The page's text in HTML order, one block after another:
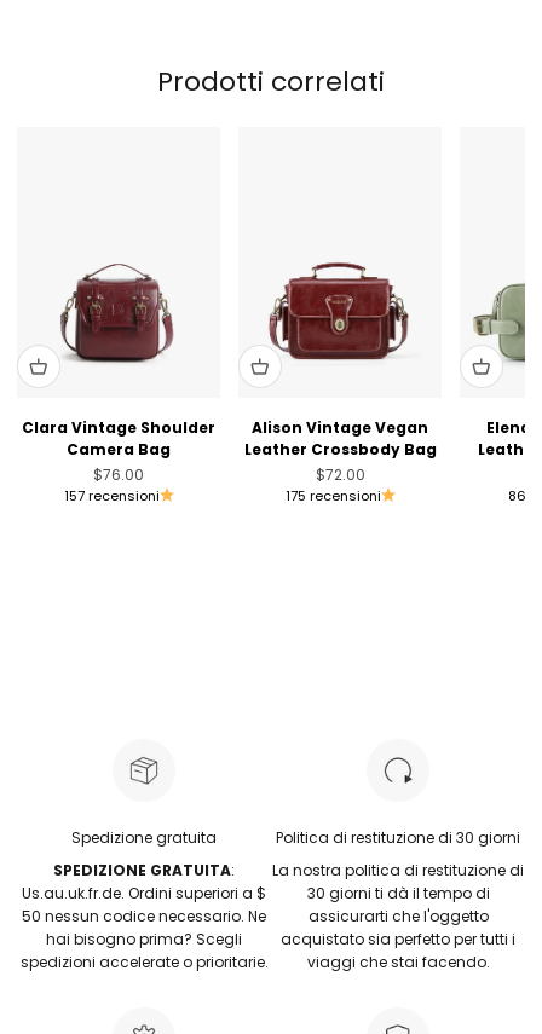
Prodotti correlati
Clara Vintage Shoulder
Camera Bag
Prezzo scontato
$76.00
157 recensioni
Alison Vintage Vegan
Leather Crossbody Bag
Prezzo scontato
$72.00
175 recensioni
Elena
86
Spedizione gratuita
SPEDIZIONE GRATUITA:
Us.au.uk.fr.de. Ordini superiori a $
50 nessun codice necessario. Ne
hai bisogno prima? Scegli
spedizioni accelerate o prioritarie.
Politica di restituzione di 30 giorni
La nostra politica di restituzione di
30 giorni ti dà il tempo di
assicurarti che l'oggetto
acquistato sia perfetto per tutti i
viaggi che stai facendo.